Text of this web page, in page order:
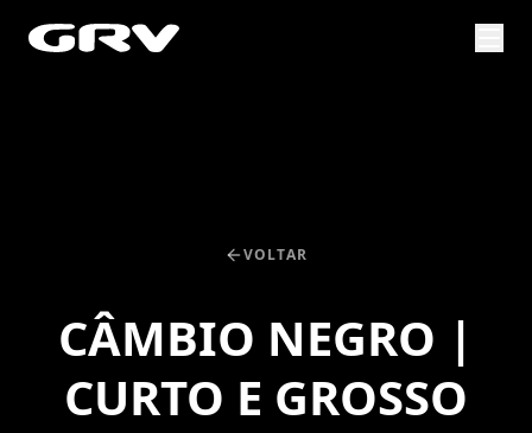
VOLTAR
CÂMBIO NEGRO |
CURTO E GROSSO